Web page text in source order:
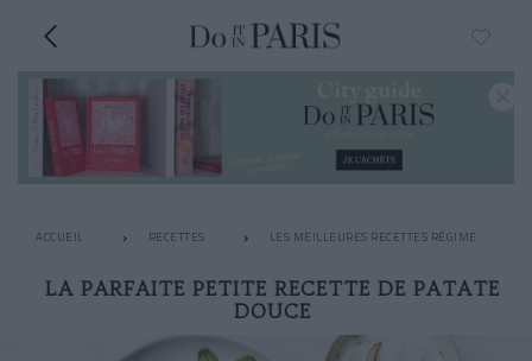
ACCUEIL RECETTES LES MEILLEURES RECETTES RÉGIME
LA PARFAITE PETITE RECETTE DE PATATE
DOUCE